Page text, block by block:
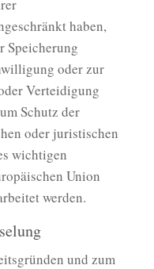
haben,
Speicherung
oder zur
Verteidigung
Schutz der
oder juristischen
wichtigen
Union
werden.
und zum